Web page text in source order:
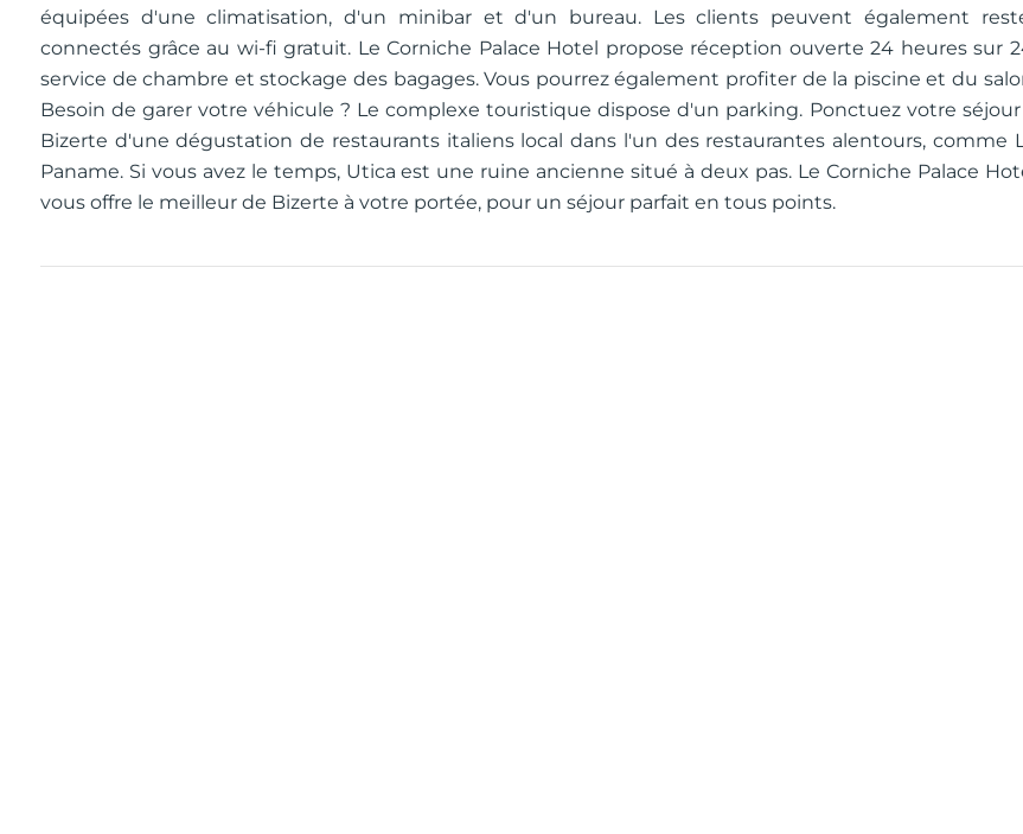
équipées d'une climatisation, d'un minibar et d'un bureau. Les clients peuvent également
connectés grâce au wi-fi gratuit. Le Corniche Palace Hotel propose réception ouverte 24 heures sur
service de chambre et stockage des bagages. Vous pourrez également profiter de la piscine et du
Besoin de garer votre véhicule ? Le complexe touristique dispose d'un parking. Ponctuez votre séjour
Bizerte d'une dégustation de restaurants italiens local dans l'un des restaurantes alentours, comme
Paname. Si vous avez le temps, Utica est une ruine ancienne situé à deux pas. Le Corniche Palace
vous offre le meilleur de Bizerte à votre portée, pour un séjour parfait en tous points.